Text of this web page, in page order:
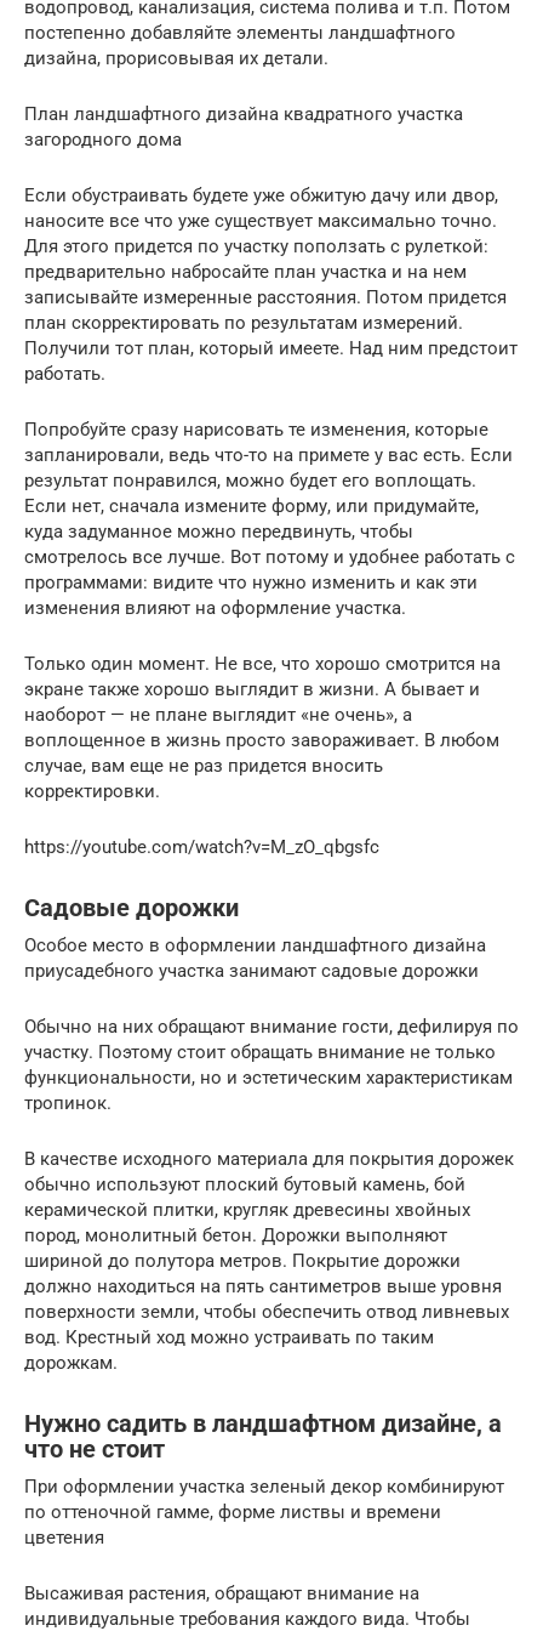
водопровод, канализация, система полива и т.п. Потом
постепенно добавляйте элементы ландшафтного
дизайна, прорисовывая их детали.
План ландшафтного дизайна квадратного участка
загородного дома
Если обустраивать будете уже обжитую дачу или двор,
наносите все что уже существует максимально точно.
Для этого придется по участку поползать с рулеткой:
предварительно набросайте план участка и на нем
записывайте измеренные расстояния. Потом придется
план скорректировать по результатам измерений.
Получили тот план, который имеете. Над ним предстоит
работать.
Попробуйте сразу нарисовать те изменения, которые
запланировали, ведь что-то на примете у вас есть. Если
результат понравился, можно будет его воплощать.
Если нет, сначала измените форму, или придумайте,
куда задуманное можно передвинуть, чтобы
смотрелось все лучше. Вот потому и удобнее работать с
программами: видите что нужно изменить и как эти
изменения влияют на оформление участка.
Только один момент. Не все, что хорошо смотрится на
экране также хорошо выглядит в жизни. А бывает и
наоборот — не плане выглядит «не очень», а
воплощенное в жизнь просто завораживает. В любом
случае, вам еще не раз придется вносить
корректировки.
https://youtube.com/watch?v=M_zO_qbgsfc
Садовые дорожки
Особое место в оформлении ландшафтного дизайна
приусадебного участка занимают садовые дорожки
Обычно на них обращают внимание гости, дефилируя по
участку. Поэтому стоит обращать внимание не только
функциональности, но и эстетическим характеристикам
тропинок.
В качестве исходного материала для покрытия дорожек
обычно используют плоский бутовый камень, бой
керамической плитки, кругляк древесины хвойных
пород, монолитный бетон. Дорожки выполняют
шириной до полутора метров. Покрытие дорожки
должно находиться на пять сантиметров выше уровня
поверхности земли, чтобы обеспечить отвод ливневых
вод. Крестный ход можно устраивать по таким
дорожкам.
Нужно садить в ландшафтном дизайне, а
что не стоит
При оформлении участка зеленый декор комбинируют
по оттеночной гамме, форме листвы и времени
цветения
Высаживая растения, обращают внимание на
индивидуальные требования каждого вида. Чтобы